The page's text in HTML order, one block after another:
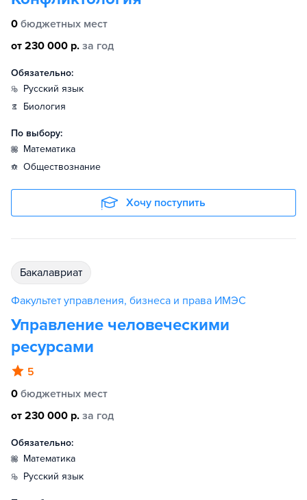
0 бюджетных мест
от 230 000 р. за год
Обязательно:
русский язык
биология
По выбору:
математика
обществознание
Хочу поступить
бакалавриат
Факультет управления, бизнеса и права ИМЭС
Управление человеческими
ресурсами
5
0 бюджетных мест
от 230 000 р. за год
Обязательно:
математика
русский язык